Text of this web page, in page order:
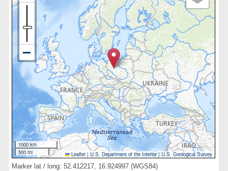
1000 km
500 mi
Leaflet | U.S. Department of the Interior|U.S. Geological Survey
Marker lat / long: 52.412217, 16.924997 (WGS84)